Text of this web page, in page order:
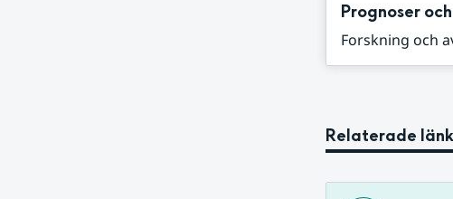
Prognoser
Forskning och
Relaterade